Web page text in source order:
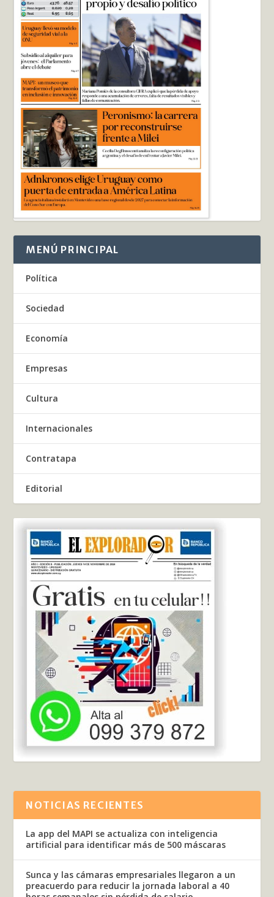
MENÚ PRINCIPAL
Política
Sociedad
Economía
Empresas
Cultura
Internacionales
Contratapa
Editorial
NOTICIAS RECIENTES
La app del MAPI se actualiza con inteligencia
artificial para identificar más de 500 máscaras
Sunca y las cámaras empresariales llegaron a un
preacuerdo para reducir la jornada laboral a 40